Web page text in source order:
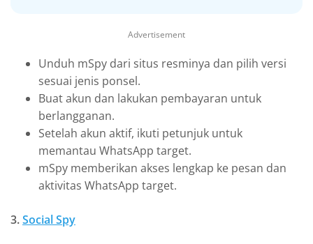
Advertisement
Unduh mSpy dari situs resminya dan pilih versi
sesuai jenis ponsel.
Buat akun dan lakukan pembayaran untuk
berlangganan.
Setelah akun aktif, ikuti petunjuk untuk
memantau WhatsApp target.
mSpy memberikan akses lengkap ke pesan dan
aktivitas WhatsApp target.
3.Social Spy